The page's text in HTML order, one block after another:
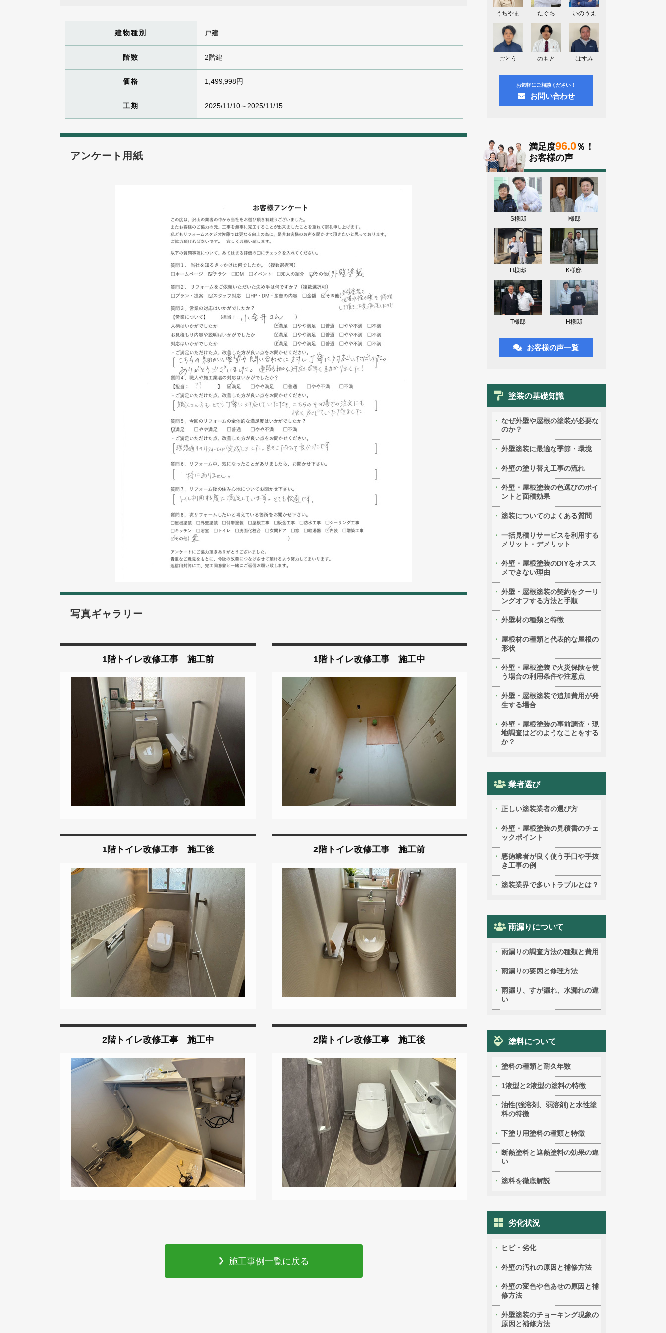
建物種別 戸建
階数 2階建
価格 1,499,998円
工期 2025/11/10～2025/11/15
アンケート用紙
写真ギャラリー
1階トイレ改修工事 施工前 1階トイレ改修工事 施工中
1階トイレ改修工事 施工後 2階トイレ改修工事 施工前
2階トイレ改修工事 施工中 2階トイレ改修工事 施工後
施工事例一覧に戻る
頂きました。ありがとう御座います！
群馬県高崎市E様よりお問い合わせ頂
きました。ありがとう御座います！
2026.08.02
東京都練馬区K様よりお問い合わせ頂
うちやま たぐち いのうえ
ごとう のもと はすみ
お気軽にご相談ください！
お問い合わせ
満足度96.0％！
お客様の声
S様邸 I様邸
H様邸 K様邸
T様邸 H様邸
お客様の声一覧
塗装の基礎知識
なぜ外壁や屋根の塗装が必要な
のか？
外壁塗装に最適な季節・環境
外壁の塗り替え工事の流れ
外壁・屋根塗装の色選びのポイ
ントと面積効果
塗装についてのよくある質問
一括見積りサービスを利用する
メリット・デメリット
外壁・屋根塗装のDIYをオスス
メできない理由
外壁・屋根塗装の契約をクーリ
ングオフする方法と手順
外壁材の種類と特徴
屋根材の種類と代表的な屋根の
形状
外壁・屋根塗装で火災保険を使
う場合の利用条件や注意点
外壁・屋根塗装で追加費用が発
生する場合
外壁・屋根塗装の事前調査・現
地調査はどのようなことをする
か？
業者選び
正しい塗装業者の選び方
外壁・屋根塗装の見積書のチェ
ックポイント
悪徳業者が良く使う手口や手抜
き工事の例
塗装業界で多いトラブルとは？
雨漏りについて
雨漏りの調査方法の種類と費用
雨漏りの要因と修理方法
雨漏り、すが漏れ、水漏れの違
い
塗料について
塗料の種類と耐久年数
1液型と2液型の塗料の特徴
油性(強溶剤、弱溶剤)と水性塗
料の特徴
下塗り用塗料の種類と特徴
断熱塗料と遮熱塗料の効果の違
い
塗料を徹底解説
劣化状況
ヒビ・劣化
外壁の汚れの原因と補修方法
外壁の変色や色あせの原因と補
修方法
外壁塗装のチョーキング現象の
原因と補修方法